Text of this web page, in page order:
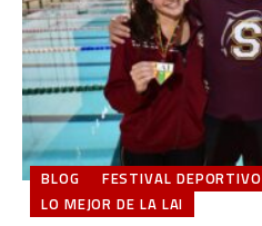
BLOG FESTIVAL DEPORTIVO
LO MEJOR DE LA LAI